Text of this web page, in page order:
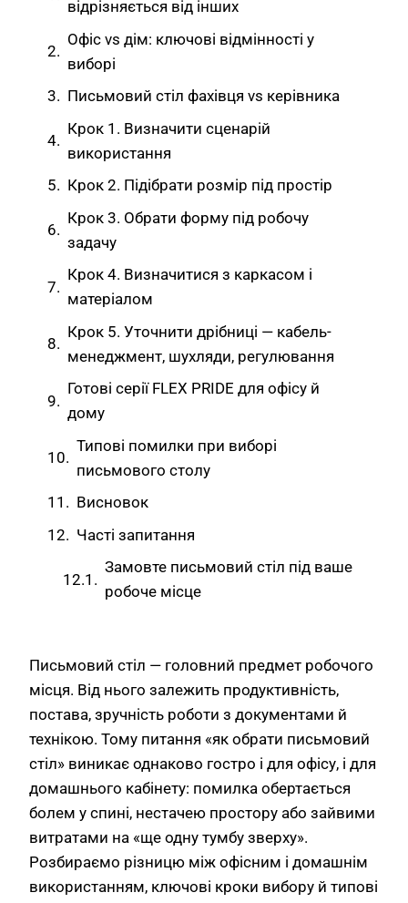
відрізняється від інших
Офіс vs дім: ключові відмінності у
виборі
Письмовий стіл фахівця vs керівника
Крок 1. Визначити сценарій
використання
Крок 2. Підібрати розмір під простір
Крок 3. Обрати форму під робочу
задачу
Крок 4. Визначитися з каркасом і
матеріалом
Крок 5. Уточнити дрібниці — кабель-
менеджмент, шухляди, регулювання
Готові серії FLEX PRIDE для офісу й
дому
Типові помилки при виборі
письмового столу
Висновок
Часті запитання
Замовте письмовий стіл під ваше
робоче місце
Письмовий стіл — головний предмет робочого
місця. Від нього залежить продуктивність,
постава, зручність роботи з документами й
технікою. Тому питання «як обрати письмовий
стіл» виникає однаково гостро і для офісу, і для
домашнього кабінету: помилка обертається
болем у спині, нестачею простору або зайвими
витратами на «ще одну тумбу зверху».
Розбираємо різницю між офісним і домашнім
використанням, ключові кроки вибору й типові